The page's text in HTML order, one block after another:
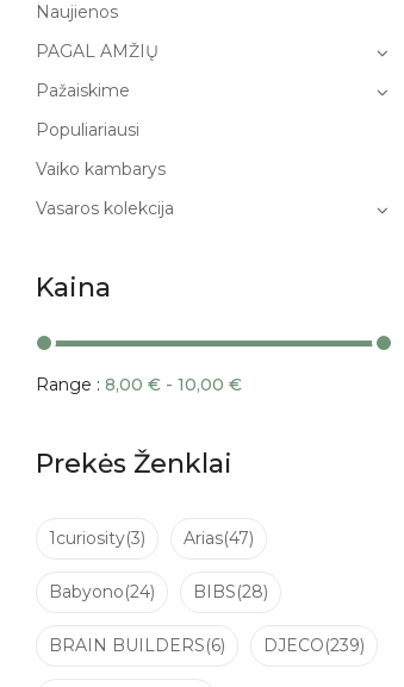
Naujienos
PAGAL AMŽIŲ
Pažaiskime
Populiariausi
Vaiko kambarys
Vasaros kolekcija
Kaina
Range : 8,00 € - 10,00 €
Prekės Ženklai
1curiosity(3) Arias(47)
Babyono(24) BIBS(28)
BRAIN BUILDERS(6) DJECO(239)